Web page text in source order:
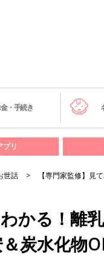
・手続き
プリ
世話 【専門家監修】見
わかる！離
炭水化物